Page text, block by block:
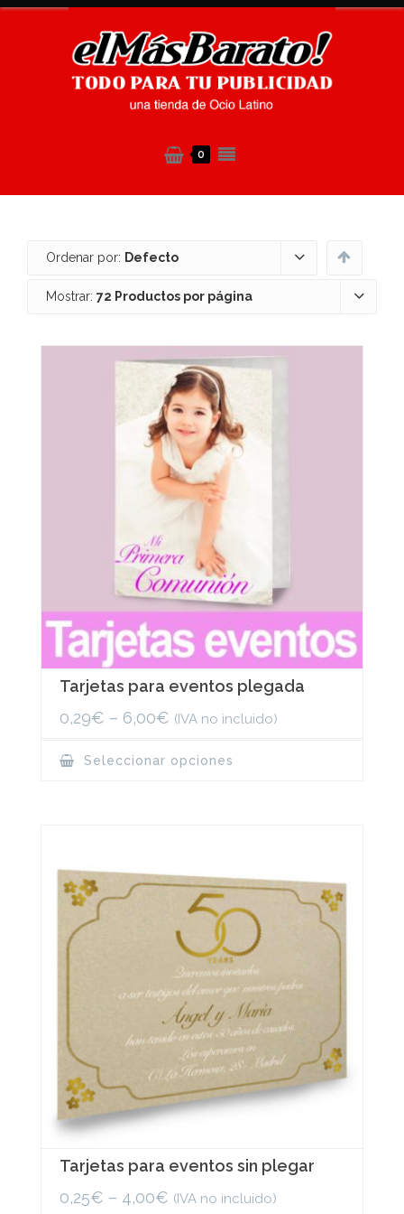
0
Ordenar por: Defecto
Mostrar: 72 Productos por página
Tarjetas para eventos plegada
0,29€ – 6,00€ (IVA no incluido)
Seleccionar opciones
be
chosen
on
the
product
page
Tarjetas para eventos sin plegar
0,25€ – 4,00€ (IVA no incluido)